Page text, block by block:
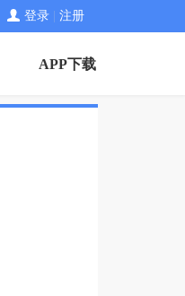
登录 注册
APP下载